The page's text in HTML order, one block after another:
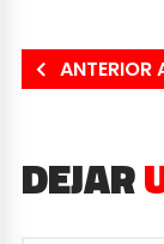
ANTERIOR
DEJAR